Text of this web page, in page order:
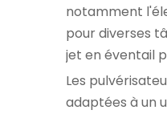
notamment
pour diverses
jet en éventail
Les
adaptées à un